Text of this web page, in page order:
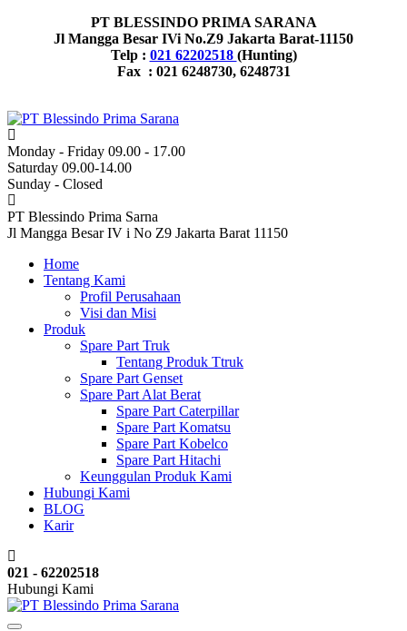
PT BLESSINDO PRIMA SARANA
Jl Mangga Besar IVi No.Z9 Jakarta Barat-11150
Telp : 021 62202518 (Hunting)
Fax : 021 6248730, 6248731
Monday - Friday 09.00 - 17.00
Saturday 09.00-14.00
Sunday - Closed
PT Blessindo Prima Sarna
Jl Mangga Besar IV i No Z9 Jakarta Barat 11150
Home
Tentang Kami
Profil Perusahaan
Visi dan Misi
Produk
Spare Part Truk
Tentang Produk Ttruk
Spare Part Genset
Spare Part Alat Berat
Spare Part Caterpillar
Spare Part Komatsu
Spare Part Kobelco
Spare Part Hitachi
Keunggulan Produk Kami
Hubungi Kami
BLOG
Karir
021 - 62202518
Hubungi Kami